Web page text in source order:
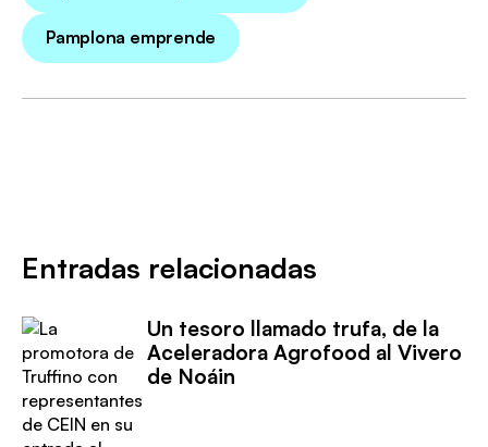
Pamplona emprende
Entradas relacionadas
Un tesoro llamado trufa, de la
Aceleradora Agrofood al Vivero
de Noáin